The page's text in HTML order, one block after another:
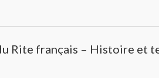
Rite français – Histoire et